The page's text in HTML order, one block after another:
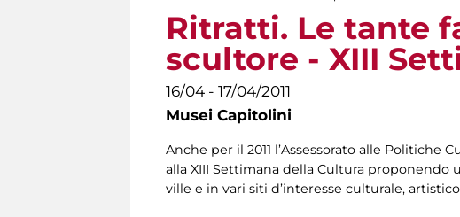
Tu sei qui
Ritratti. Le tante
scultore - XIII
16/04 - 17/04/2011
Musei Capitolini
Anche per il 2011 l’Assessorato alle Politiche
alla XIII Settimana della Cultura
ville e in vari siti d’interesse culturale,